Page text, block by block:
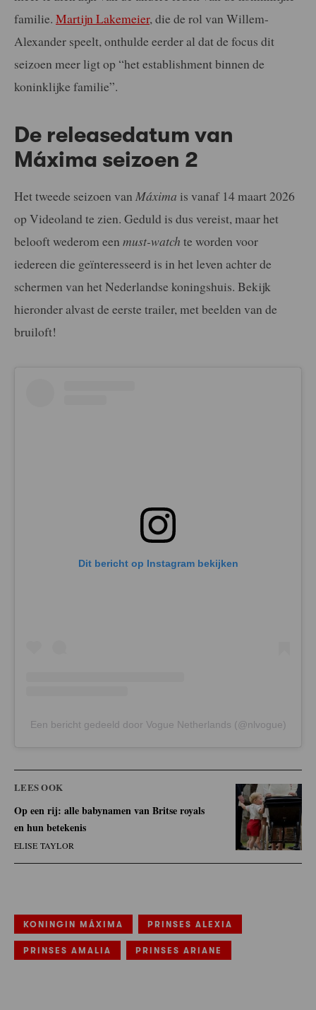
familie. Martijn Lakemeier, die de rol van Willem-
Alexander speelt, onthulde eerder al dat de focus dit
seizoen meer ligt op “het establishment binnen de
koninklijke familie”.
De releasedatum van
Máxima seizoen 2
Het tweede seizoen van Máxima is vanaf 14 maart 2026
op Videoland te zien. Geduld is dus vereist, maar het
belooft wederom een must-watch te worden voor
iedereen die geïnteresseerd is in het leven achter de
schermen van het Nederlandse koningshuis. Bekijk
hieronder alvast de eerste trailer, met beelden van de
bruiloft!
Dit bericht op Instagram bekijken
Een bericht gedeeld door Vogue Netherlands (@nlvogue)
LEES OOK
Op een rij: alle babynamen van Britse royals
en hun betekenis
ELISE TAYLOR
KONINGIN MÁXIMA PRINSES ALEXIA
PRINSES AMALIA PRINSES ARIANE